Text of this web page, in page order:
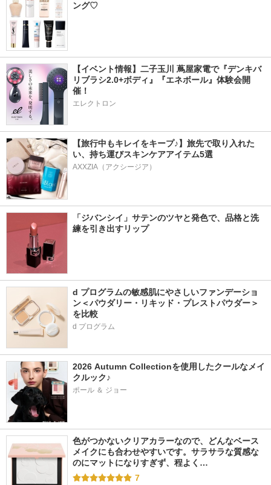
ング♡
【イベント情報】二子玉川 蔦屋家電で『デンキバ
リブラシ2.0+ボディ』『エネボール』体験会開
催！
エレクトロン
【旅行中もキレイをキープ♪】旅先で取り入れた
い、持ち運びスキンケアアイテム5選
AXXZIA（アクシージア）
「ジバンシイ」サテンのツヤと発色で、品格と洗
練を引き出すリップ
d プログラムの敏感肌にやさしいファンデーショ
ン＜パウダリー・リキッド・プレストパウダー＞
を比較
d プログラム
2026 Autumn Collectionを使用したクールなメイ
クルック♪
ポール ＆ ジョー
色がつかないクリアカラーなので、どんなベース
メイクにも合わせやすいです。サラサラな質感な
のにマットになりすぎず、程よく…
7